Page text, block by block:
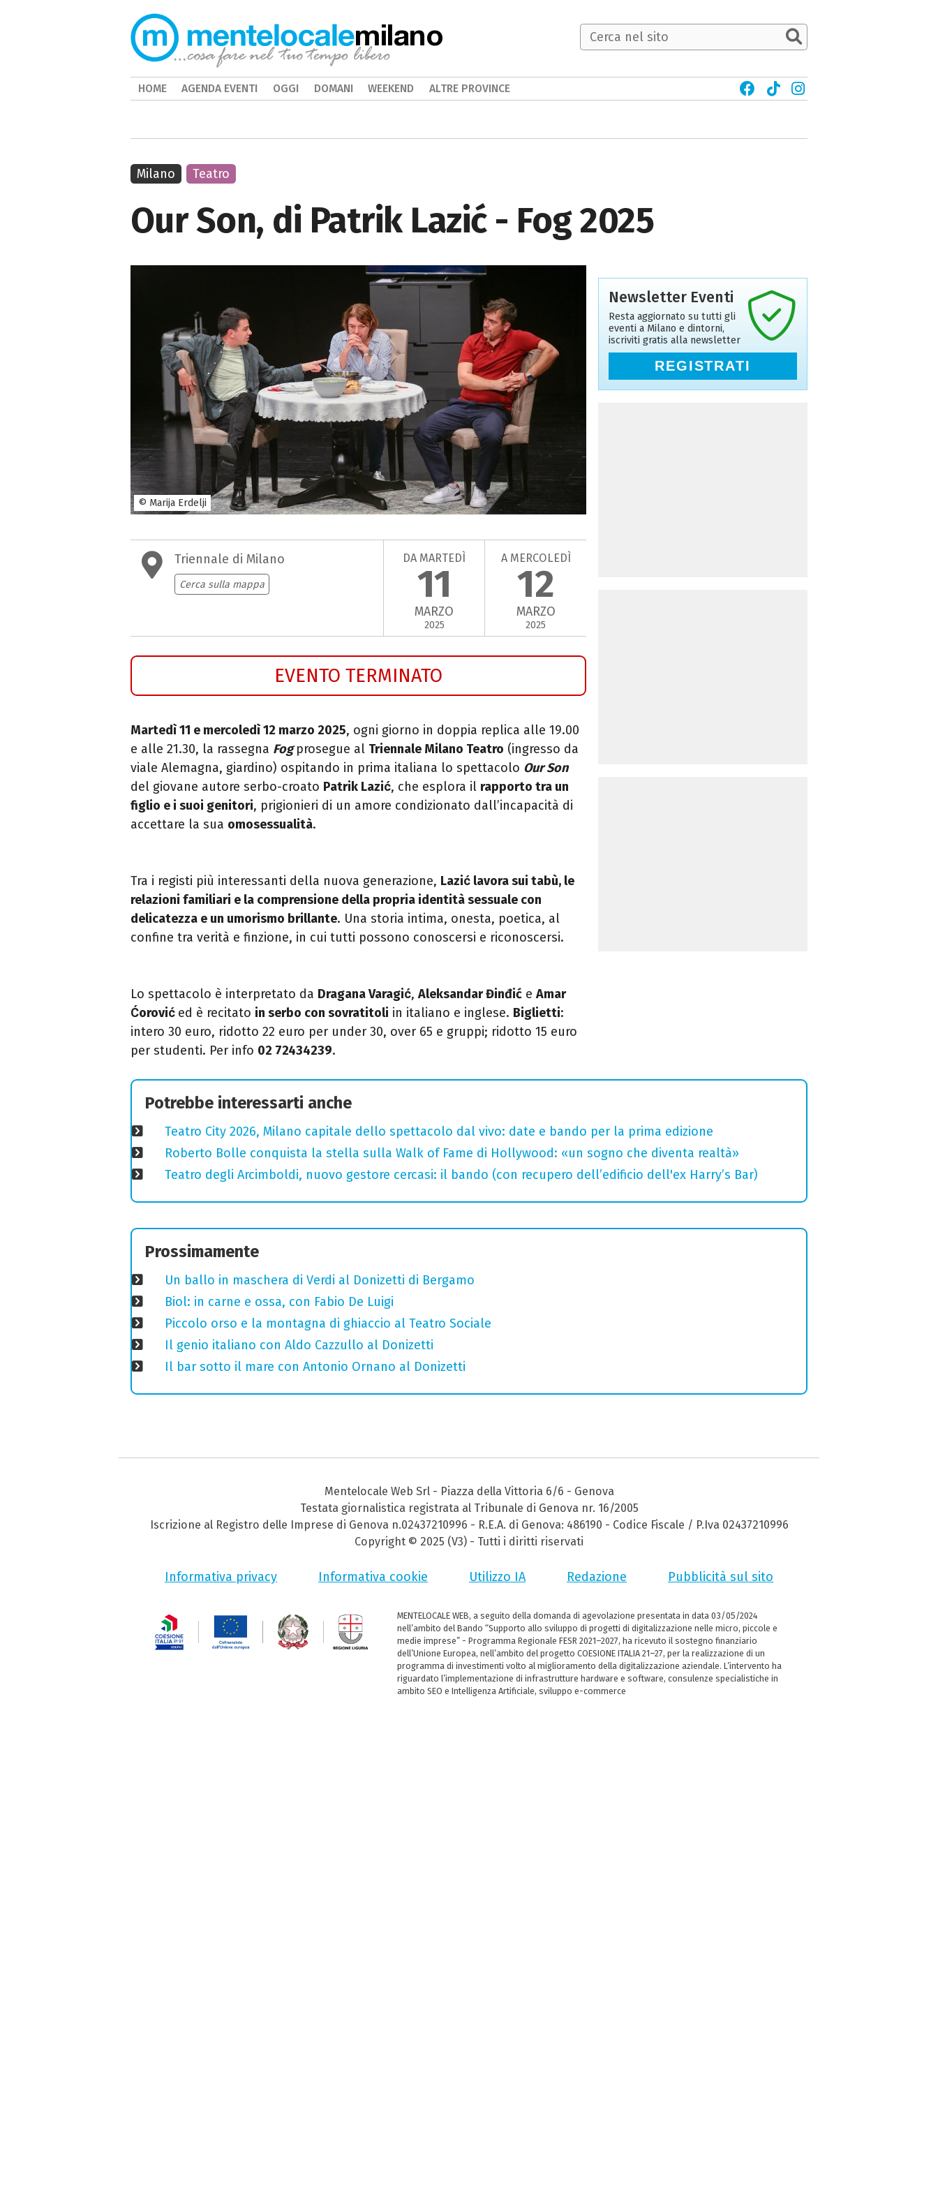
Our Son, di Patrik Lazić - Fog 2025
© Marija Erdelji
Triennale di Milano
Cerca sulla mappa
DA MARTEDÌ
11
MARZO
2025
A MERCOLEDÌ
12
MARZO
2025
EVENTO TERMINATO
Martedì 11 e mercoledì 12 marzo 2025, ogni giorno in doppia replica alle 19.00
e alle 21.30, la rassegna Fogprosegue al Triennale Milano Teatro (ingresso da
viale Alemagna, giardino) ospitando in prima italiana lo spettacolo Our Son
del giovane autore serbo-croato Patrik Lazić, che esplora il rapporto tra un
figlio e i suoi genitori, prigionieri di un amore condizionato dall’incapacità di
accettare la sua omosessualità.
Tra i registi più interessanti della nuova generazione, Lazić lavora sui tabù, le
relazioni familiari e la comprensione della propria identità sessuale con
delicatezza e un umorismo brillante. Una storia intima, onesta, poetica, al
confine tra verità e finzione, in cui tutti possono conoscersi e riconoscersi.
Lo spettacolo è interpretato da Dragana Varagić, Aleksandar Đinđić e Amar
Ćorović ed è recitato in serbo con sovratitoli in italiano e inglese. Biglietti:
intero 30 euro, ridotto 22 euro per under 30, over 65 e gruppi; ridotto 15 euro
per studenti. Per info 02 72434239.
Milano Teatro
Newsletter Eventi
Resta aggiornato su tutti gli
eventi a Milano e dintorni,
iscriviti gratis alla newsletter
REGISTRATI
Potrebbe interessarti anche
Teatro City 2026, Milano capitale dello spettacolo dal vivo: date e bando per la prima edizione
Roberto Bolle conquista la stella sulla Walk of Fame di Hollywood: «un sogno che diventa realtà»
Teatro degli Arcimboldi, nuovo gestore cercasi: il bando (con recupero dell’edificio dell'ex Harry’s Bar)
Prossimamente
Un ballo in maschera di Verdi al Donizetti di Bergamo
Biol: in carne e ossa, con Fabio De Luigi
Piccolo orso e la montagna di ghiaccio al Teatro Sociale
Il genio italiano con Aldo Cazzullo al Donizetti
Il bar sotto il mare con Antonio Ornano al Donizetti
milano
HOME AGENDA EVENTI OGGI DOMANI WEEKEND ALTRE PROVINCE
Mentelocale Web Srl - Piazza della Vittoria 6/6 - Genova
Testata giornalistica registrata al Tribunale di Genova nr. 16/2005
Iscrizione al Registro delle Imprese di Genova n.02437210996 - R.E.A. di Genova: 486190 - Codice Fiscale / P.Iva 02437210996
Copyright © 2025 (V3) - Tutti i diritti riservati
Informativa privacy Informativa cookie Utilizzo IA Redazione Pubblicità sul sito
MENTELOCALE WEB, a seguito della domanda di agevolazione presentata in data 03/05/2024
nell’ambito del Bando “Supporto allo sviluppo di progetti di digitalizzazione nelle micro, piccole e
medie imprese” - Programma Regionale FESR 2021–2027, ha ricevuto il sostegno finanziario
dell’Unione Europea, nell’ambito del progetto COESIONE ITALIA 21–27, per la realizzazione di un
programma di investimenti volto al miglioramento della digitalizzazione aziendale. L’intervento ha
riguardato l’implementazione di infrastrutture hardware e software, consulenze specialistiche in
ambito SEO e Intelligenza Artificiale, sviluppo e-commerce